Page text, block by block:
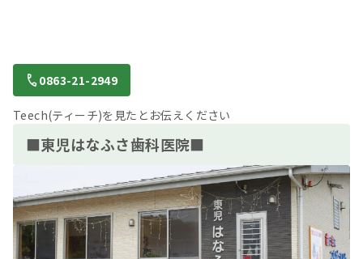
0863-21-2949
Teech(ティーチ)を見たとお伝えください
■東児はなふさ歯科医院■